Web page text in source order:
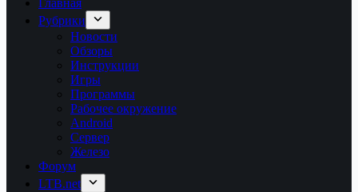
Главная
Рубрики
Новости
Обзоры
Инструкции
Игры
Программы
Рабочее окружение
Android
Сервер
Железо
Форум
LTB.net